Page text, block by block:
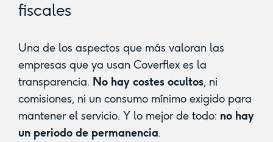
fiscales
Una de los aspectos que más valoran las
empresas que ya usan Coverflex es la
transparencia. No hay costes ocultos, ni
comisiones, ni un consumo mínimo exigido para
mantener el servicio. Y lo mejor de todo: no hay
un periodo de permanencia.